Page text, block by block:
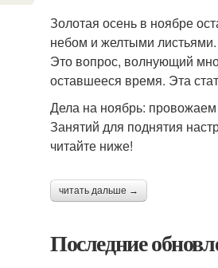
Золотая осень в ноябре
небом и желтыми
Это вопрос, волнующий
оставшееся время. Эта
Дела на ноябрь: провожаем
Занятий для поднятия
читайте ниже!
читать дальше →
Последние